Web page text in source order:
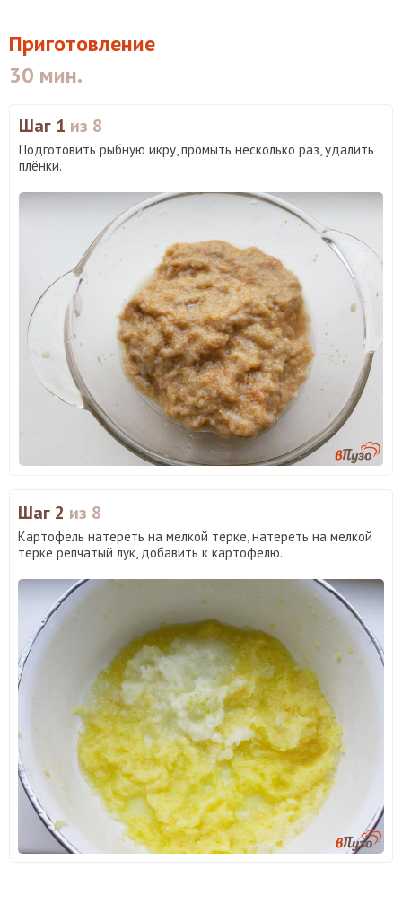
Приготовление
30 мин.
Шаг 1 из 8
Подготовить рыбную икру, промыть несколько раз, удалить
плёнки.
Шаг 2 из 8
Картофель натереть на мелкой терке, натереть на мелкой
терке репчатый лук, добавить к картофелю.